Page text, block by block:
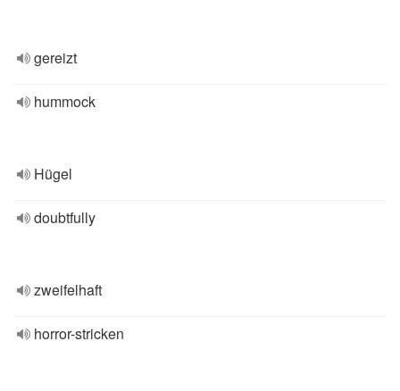
gereizt
hummock
Hügel
doubtfully
zweifelhaft
horror-stricken